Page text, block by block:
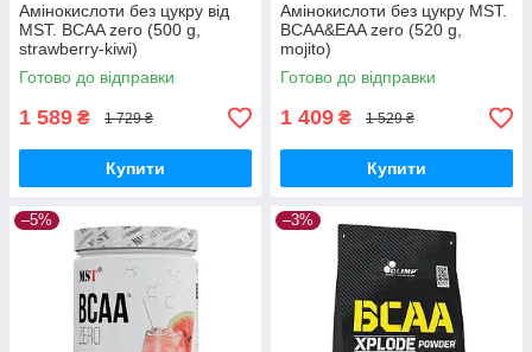
Амінокислоти без цукру від
MST. BCAA zero (500 g,
strawberry-kiwi)
Готово до відправки
1 589 ₴ 1 729 ₴
Купити
Амінокислоти без цукру MST.
BCAA&EAA zero (520 g,
mojito)
Готово до відправки
1 409 ₴ 1 529 ₴
Купити
–5% –3%